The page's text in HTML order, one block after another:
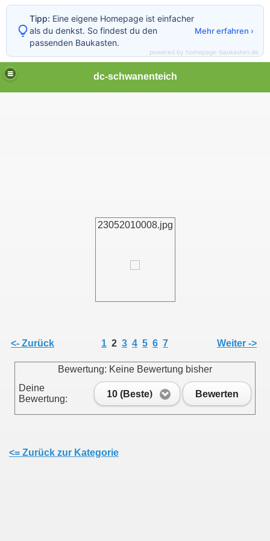
dc-schwanenteich
23052010008.jpg
<- Zurück 1 2 3 4 5 6 7 Weiter ->
Bewertung: Keine Bewertung bisher
Deine
Bewertung:
10 (Beste) Bewerten
<= Zurück zur Kategorie
Tipp: Eine eigene Homepage ist einfacher
als du denkst. So findest du den
passenden Baukasten.
Mehr erfahren ›
powered by homepage-baukasten.de